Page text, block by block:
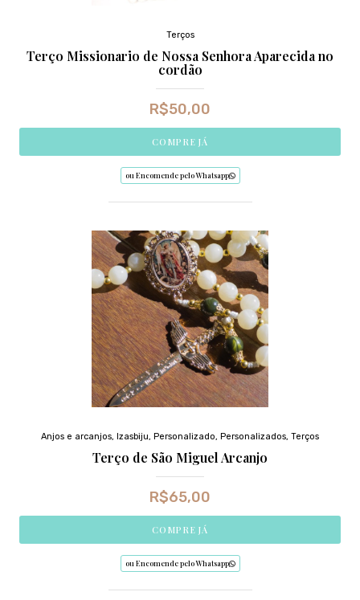
Terços
Terço Missionario de Nossa Senhora Aparecida no
cordão
R$50,00
COMPRE JÁ
ou Encomende pelo Whatsapp
Anjos e arcanjos, Izasbiju, Personalizado, Personalizados, Terços
Terço de São Miguel Arcanjo
R$65,00
COMPRE JÁ
ou Encomende pelo Whatsapp